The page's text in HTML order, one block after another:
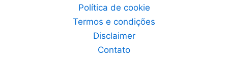
Política de cookie
Termos e condições
Disclaimer
Contato